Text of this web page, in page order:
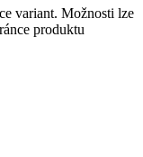
variant. Možnosti lze
produktu